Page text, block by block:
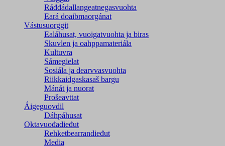
Ráđđádallangeatnegas­vuohta
Eará doaibmaorgánat
Vástusuorggit
Ealáhusat, vuoigatvuohta ja biras
Skuvlen ja oahppamateriála
Kultuvra
Sámegielat
Sosiála ja dearvvasvuohta
Riikkaidgaskasaš bargu
Mánát ja nuorat
Prošeavttat
Áigeguovdil
Dáhpáhusat
Oktavuođadieđut
Rehketbearrandieđut
Media